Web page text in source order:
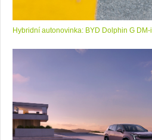
Hybridní autonovinka: BYD Dolphin G DM-i